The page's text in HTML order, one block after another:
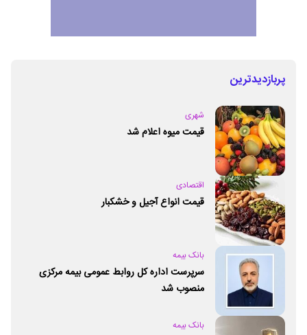
پربازدیدترین
شهری
قیمت میوه اعلام شد
اقتصادی
قیمت انواع آجیل و خشکبار
بانک بیمه
سرپرست اداره کل روابط عمومی بیمه مرکزی
منصوب شد
بانک بیمه